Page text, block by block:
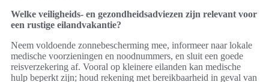
Welke veiligheids- en gezondheidsadviezen zijn relevant voor
een rustige eilandvakantie?
Neem voldoende zonnebescherming mee, informeer naar lokale
medische voorzieningen en noodnummers, en sluit een goede
reisverzekering af. Vooral op kleinere eilanden kan medische
hulp beperkt zijn; houd rekening met bereikbaarheid in geval van